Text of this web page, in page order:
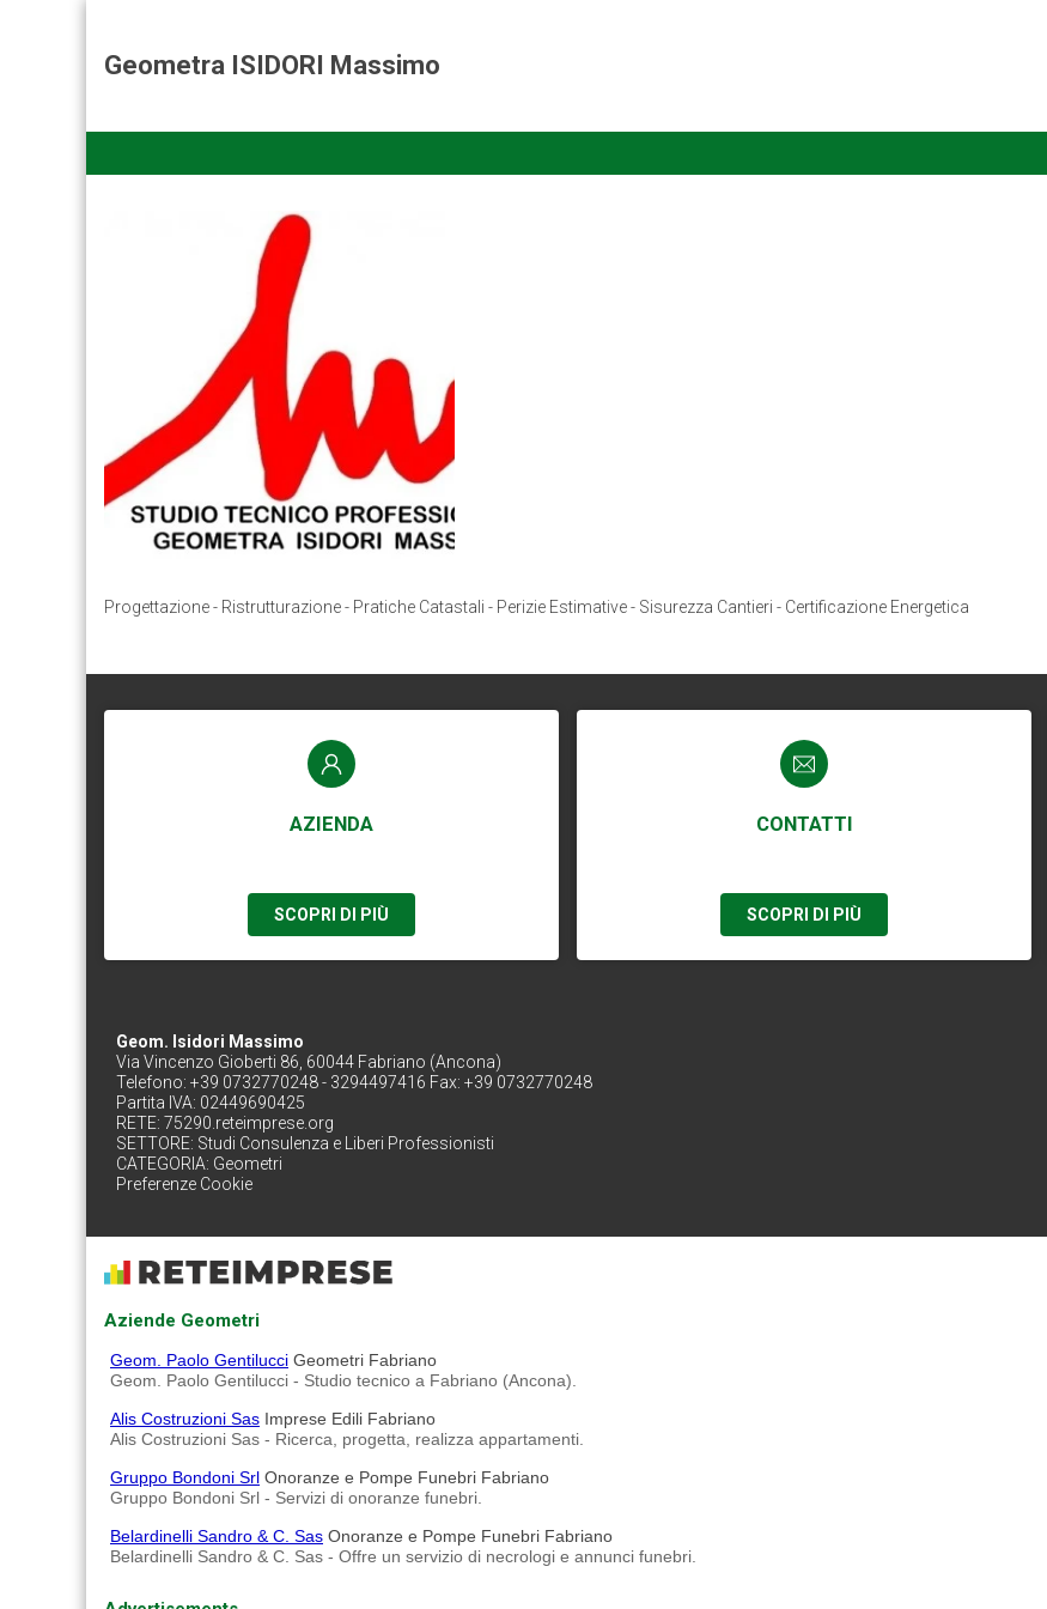
Geometra ISIDORI Massimo
Progettazione - Ristrutturazione - Pratiche Catastali - Perizie Estimative - Sisurezza Cantieri - Certificazione Energetica
AZIENDA
SCOPRI DI PIÙ
CONTATTI
SCOPRI DI PIÙ
Geom. Isidori Massimo
Via Vincenzo Gioberti 86, 60044 Fabriano (Ancona)
Telefono: +39 0732770248 - 3294497416 Fax: +39 0732770248
Partita IVA: 02449690425
RETE: 75290.reteimprese.org
SETTORE: Studi Consulenza e Liberi Professionisti
CATEGORIA: Geometri
Preferenze Cookie
Aziende Geometri
Geom. Paolo Gentilucci Geometri Fabriano
Geom. Paolo Gentilucci - Studio tecnico a Fabriano (Ancona).
Alis Costruzioni Sas Imprese Edili Fabriano
Alis Costruzioni Sas - Ricerca, progetta, realizza appartamenti.
Gruppo Bondoni Srl Onoranze e Pompe Funebri Fabriano
Gruppo Bondoni Srl - Servizi di onoranze funebri.
Belardinelli Sandro & C. Sas Onoranze e Pompe Funebri Fabriano
Belardinelli Sandro & C. Sas - Offre un servizio di necrologi e annunci funebri.